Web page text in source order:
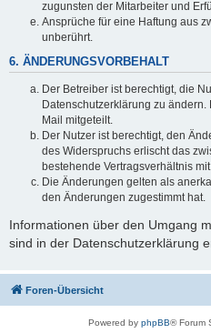
zugunsten der Mitarbeiter und
Ansprüche für eine Haftung aus
unberührt.
6. ÄNDERUNGSVORBEHALT
Der Betreiber ist berechtigt, die
Datenschutzerklärung zu
Mail mitgeteilt.
Der Nutzer ist berechtigt, den
des Widerspruchs erlischt das
bestehende Vertragsverhältnis
Die Änderungen gelten als
den Änderungen zugestimmt hat.
Informationen über den Umgang
sind in der Datenschutzerklärung
Foren-Übersicht
Powered by phpBB® Forum